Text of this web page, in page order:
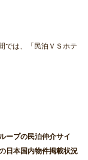
では、「民泊ＶＳホテ
ープの民泊仲介サイ
日本国内物件掲載状況